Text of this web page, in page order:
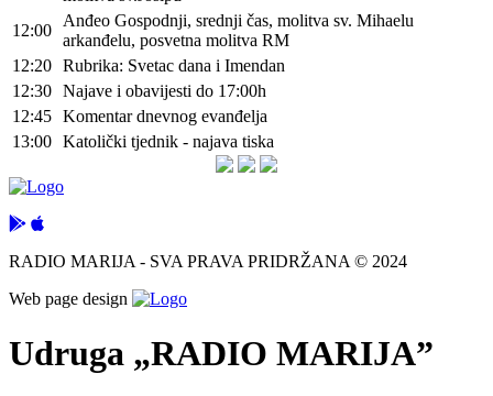
12:00
Anđeo Gospodnji, srednji čas, molitva sv. Mihaelu
arkanđelu, posvetna molitva RM
12:20 Rubrika: Svetac dana i Imendan
12:30 Najave i obavijesti do 17:00h
12:45 Komentar dnevnog evanđelja
13:00 Katolički tjednik - najava tiska
RADIO MARIJA - SVA PRAVA PRIDRŽANA © 2024
Web page design
Udruga „RADIO MARIJA”